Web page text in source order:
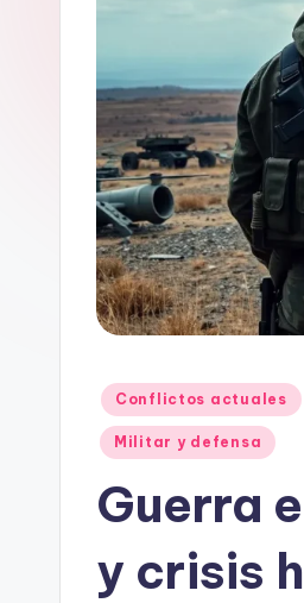
Publicado
en
Conflictos actuales
Militar y defensa
Guerra
y crisis